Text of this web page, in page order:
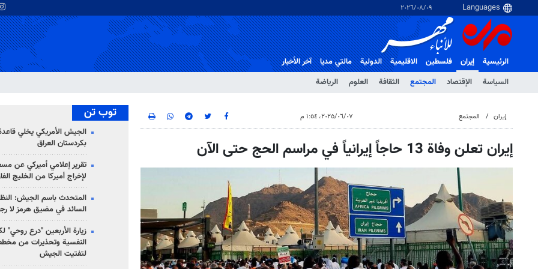
٠٩‏/٠٨‏/٢٠٢٦
الرئيسية
إيران
السياسة
الإقتصاد المجتمع الثقافة العلوم الرياضة
فلسطین الاقلیمیة الدولية مالتي مدیا آخر الأخبار
إيران المجتمع ٠٧‏/٠٦‏/٢٠٢٥، ١:٥٤ م
إيران تعلن وفاة 13 حاجاً إيرانياً في مراسم الحج حتى الآن
توب تن
الجيش الأمريكي يخلي
بكردستان العراق
تقرير إعلامي أميركي عن
لإخراج أميركا من الخليج
المتحدث باسم الجيش:
السائد في مضيق هرمز لا
زيارة الأربعين "درع روحي"
النفسية وتحذيرات من
لتفتيت الجيش